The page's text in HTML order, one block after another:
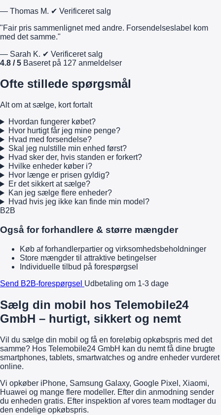
— Thomas M. ✔ Verificeret salg
"Fair pris sammenlignet med andre. Forsendelseslabel kom
med det samme."
— Sarah K. ✔ Verificeret salg
4.8 / 5 Baseret på 127 anmeldelser
Ofte stillede spørgsmål
Alt om at sælge, kort fortalt
Hvordan fungerer købet?
Hvor hurtigt får jeg mine penge?
Hvad med forsendelse?
Skal jeg nulstille min enhed først?
Hvad sker der, hvis standen er forkert?
Hvilke enheder køber i?
Hvor længe er prisen gyldig?
Er det sikkert at sælge?
Kan jeg sælge flere enheder?
Hvad hvis jeg ikke kan finde min model?
B2B
Også for forhandlere & større mængder
Køb af forhandlerpartier og virksomhedsbeholdninger
Store mængder til attraktive betingelser
Individuelle tilbud på forespørgsel
Send B2B-forespørgsel Udbetaling om 1-3 dage
Sælg din mobil hos Telemobile24
GmbH – hurtigt, sikkert og nemt
Vil du sælge din mobil og få en foreløbig opkøbspris med det
samme? Hos Telemobile24 GmbH kan du nemt få dine brugte
smartphones, tablets, smartwatches og andre enheder vurderet
online.
Vi opkøber iPhone, Samsung Galaxy, Google Pixel, Xiaomi,
Huawei og mange flere modeller. Efter din anmodning sender
du enheden gratis. Efter inspektion af vores team modtager du
den endelige opkøbspris.